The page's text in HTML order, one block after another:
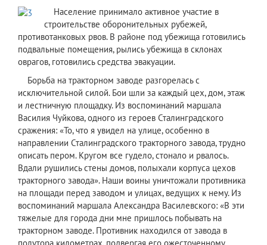
​Население принимало активное участие в
строительстве оборонительных рубежей,
противотанковых рвов. В районе под убежища готовились
подвальные помещения, рылись убежища в склонах
оврагов, готовились средства эвакуации.
Борьба на тракторном заводе разгорелась с
исключительной силой. Бои шли за каждый цех, дом, этаж
и лестничную площадку. Из воспоминаний маршала
Василия Чуйкова, одного из героев Сталинградского
сражения: «То, что я увидел на улице, особенно в
направлении Сталинградского тракторного завода, трудно
описать пером. Кругом все гудело, стонало и рвалось.
Вдали рушились стены домов, полыхали корпуса цехов
тракторного завода». Наши воины уничтожали противника
на площади перед заводом и улицах, ведущих к нему. Из
воспоминаний маршала Александра Василевского: «В эти
тяжелые для города дни мне пришлось побывать на
тракторном заводе. Противник находился от завода в